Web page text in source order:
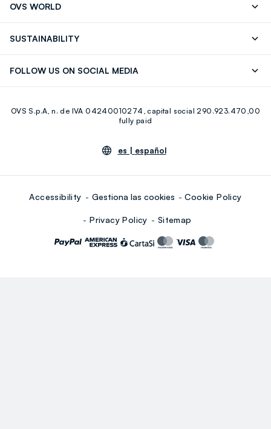
OVS WORLD
SUSTAINABILITY
FOLLOW US ON SOCIAL MEDIA
Youtube Linkedin
OVS S.p.A, n. de IVA 04240010274, capital social 290.923.470,00
fully paid
es | español
Accessibility Gestiona las cookies Cookie Policy
Privacy Policy Sitemap